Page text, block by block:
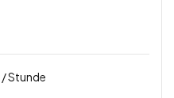
/ Stunde